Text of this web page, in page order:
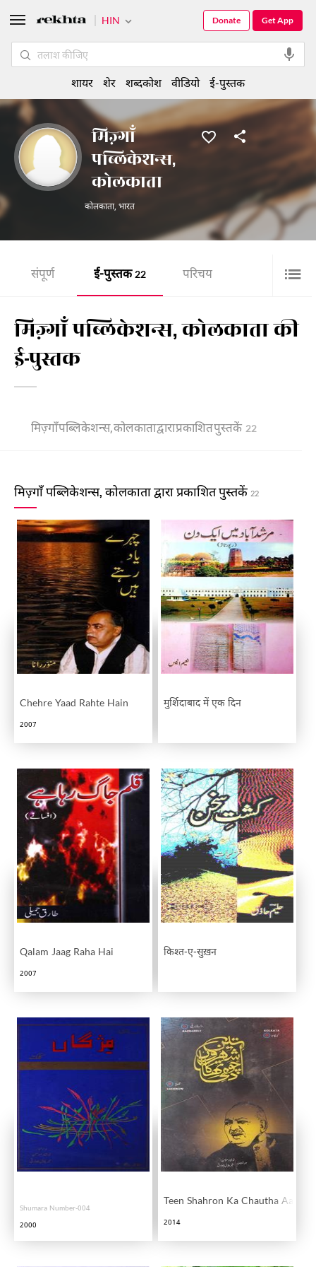
मिज़्गाँ
पब्लिकेशन्स,
कोलकाता
कोलकाता, भारत
संपूर्ण ई-पुस्तक 22 परिचय
मिज़्गाँ पब्लिकेशन्स, कोलकाता की
ई-पुस्तक
मिज़्गाँ पब्लिकेशन्स, कोलकाता द्वारा प्रकाशित पुस्तकें 22
मिज़्गाँ पब्लिकेशन्स, कोलकाता द्वारा प्रकाशित पुस्तकें 22
Chehre Yaad Rahte Hain
2007
मुर्शिदाबाद में एक दिन
Qalam Jaag Raha Hai
2007
किश्त-ए-सुख़न
Shumara Number-004
2000
Teen Shahron Ka Chautha Aadmi
2014
HIN Get App
Donate
शायर शेर शब्दकोश वीडियो ई-पुस्तक